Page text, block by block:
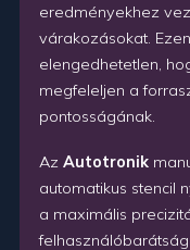
eredményekhez
várakozásokat.
elengedhetetlen,
megfeleljen a
pontosságának.
Az Autotronik
automatikus stencil
a maximális